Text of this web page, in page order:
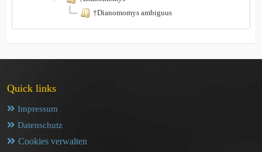
†Dianomomys ambiguus
Quick links
Impressum
Datenschutz
Cookies verwalten